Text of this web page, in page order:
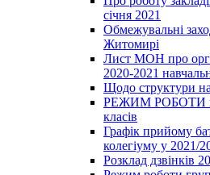
січня 2021
Обмежувальні
Житомирі
Лист МОН про
2020-2021
Щодо структури
РЕЖИМ РОБОТИ
класів
Графік прийому
колегіуму у 2021/
Розклад дзвінків